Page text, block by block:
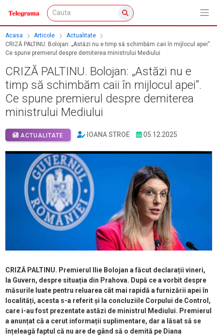
Acasa Articole
Actualitate
CRIZĂ PALTINU. Bolojan: „Astăzi nu e timp să schimbăm caii în mijlocul apei”.
Ce spune premierul despre demiterea ministrului Mediului
CRIZĂ PALTINU. Bolojan: „Astăzi nu e
timp să schimbăm caii în mijlocul apei”.
Ce spune premierul despre demiterea
ministrului Mediului
ACTUALITATE IOANA STROE 05.12.2025
CRIZĂ PALTINU. Premierul Ilie Bolojan a făcut declarații vineri,
la Guvern, despre situația din Prahova. După ce a vorbit despre
măsurile luate pentru reluarea cât mai rapidă a furnizării apei în
localități, acesta s-a referit și la concluziile Corpului de Control,
care i-au fost prezentate astăzi de ministrul Mediului. Premierul
a anunțat că a cerut informații suplimentare, dar a lăsat să se
înțeleagă faptul că nu are de gând să o demită pe Diana